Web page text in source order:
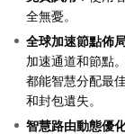
全無憂。
全球加速節點佈
加速通道和節點
都能智慧分配最
和封包遺失。
智慧路由動態優